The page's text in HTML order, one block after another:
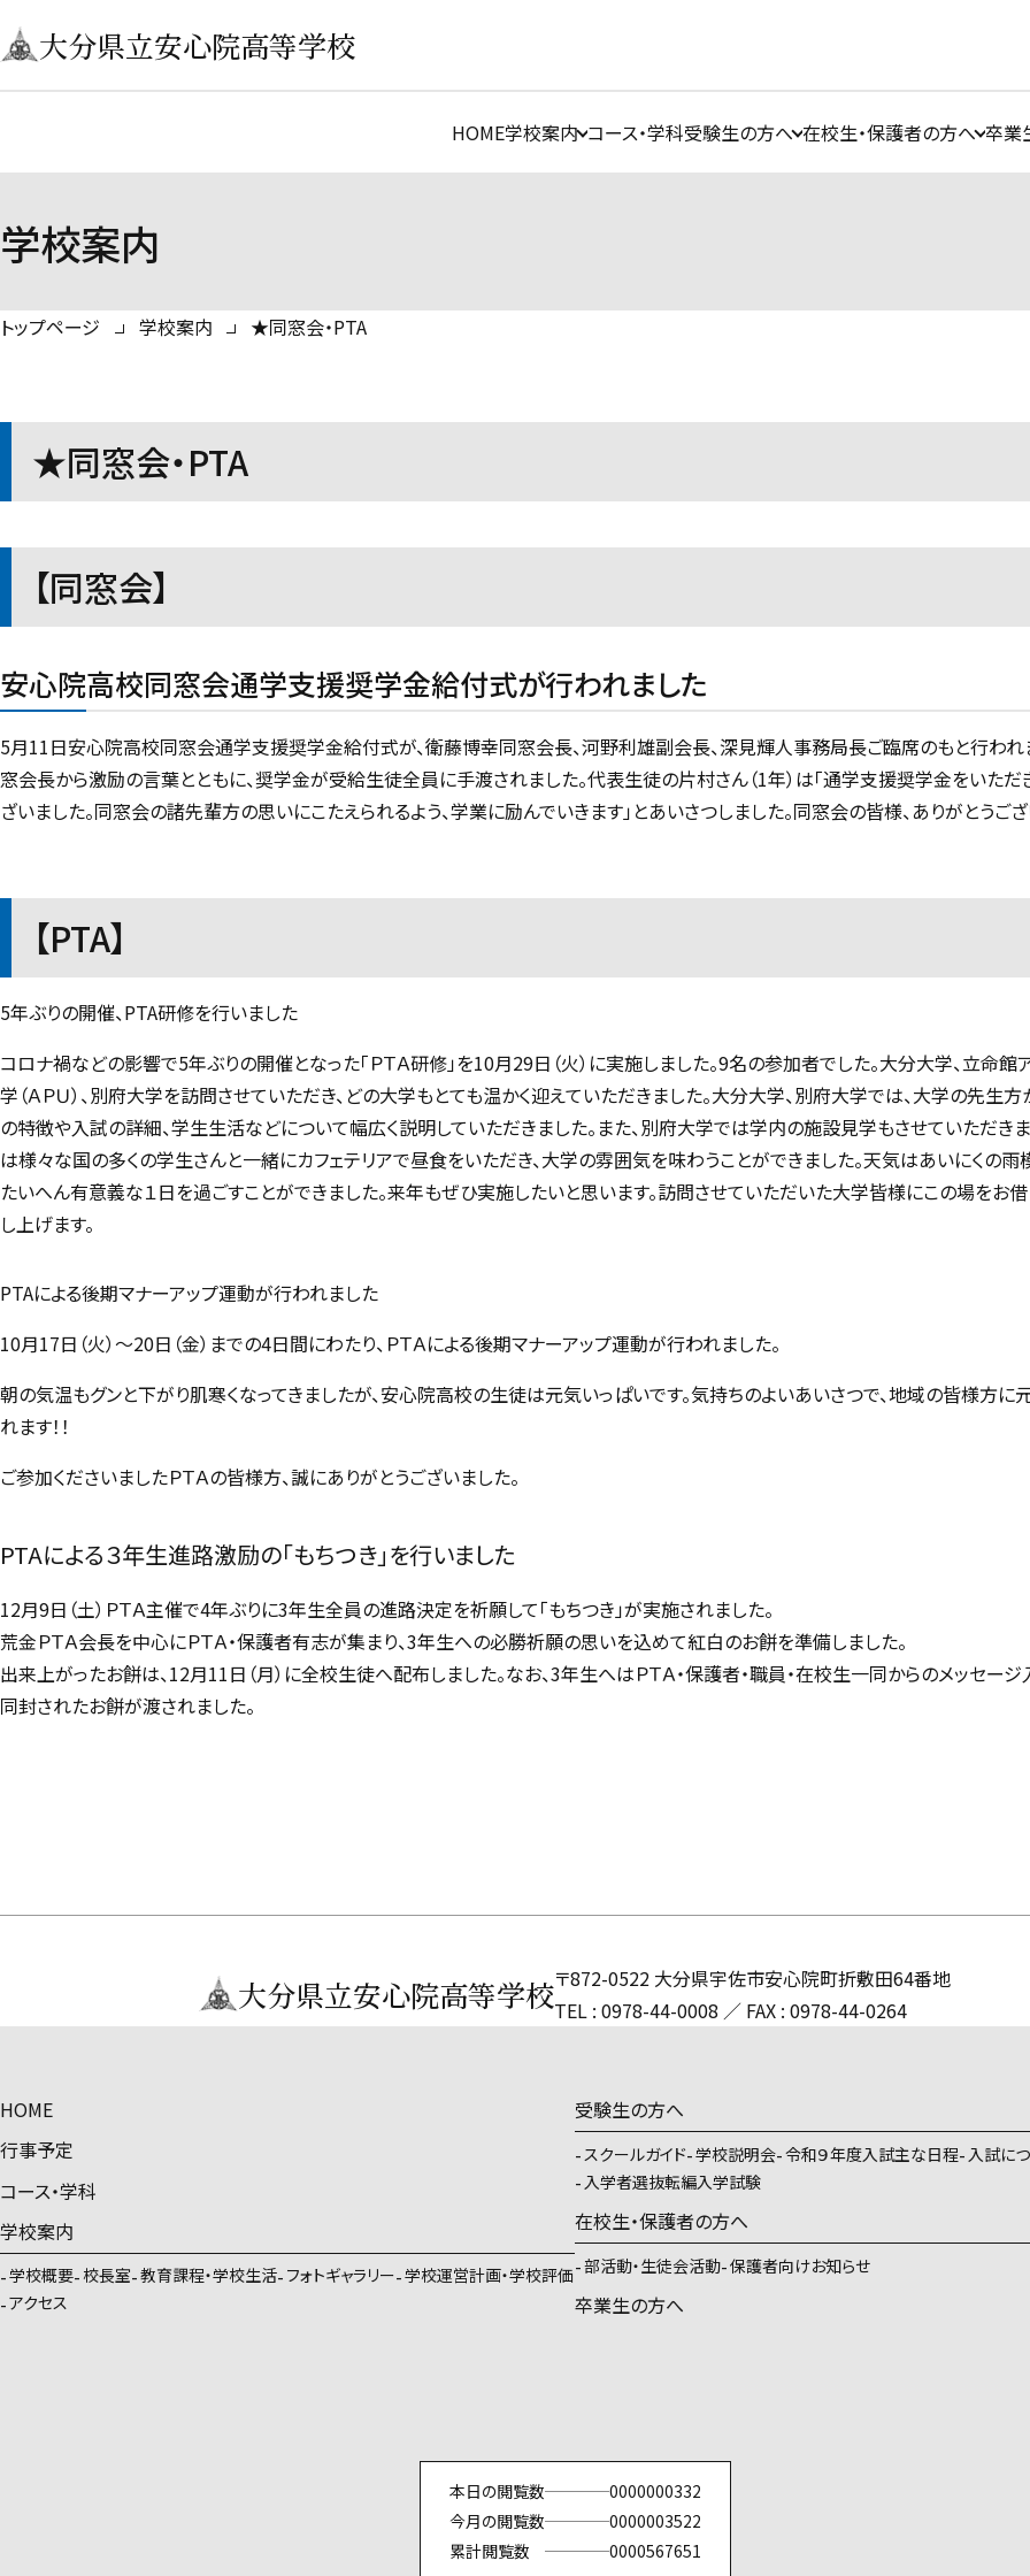
大分県立安心院高等学校
HOME学校案内 コース・学科受験生の方へ 在校生・保護者の方へ 卒業
学校案内
トップページ 学校案内 ★同窓会・PTA
★同窓会・PTA
【同窓会】
安心院高校同窓会通学支援奨学金給付式が行われました
5月11日安心院高校同窓会通学支援奨学金給付式が、衛藤博幸同窓会長、河野利雄副会長、深見輝人事務局長ご臨席のもと行われ
窓会長から激励の言葉とともに、奨学金が受給生徒全員に手渡されました。代表生徒の片村さん（1年）は「通学支援奨学金をいただ
ざいました。同窓会の諸先輩方の思いにこたえられるよう、学業に励んでいきます」とあいさつしました。同窓会の皆様、ありがとうござ
【PTA】
5年ぶりの開催、PTA研修を行いました
コロナ禍などの影響で5年ぶりの開催となった「ＰＴＡ研修」を10月29日（火）に実施しました。9名の参加者でした。大分大学、立命
学（ＡＰＵ）、別府大学を訪問させていただき、どの大学もとても温かく迎えていただきました。大分大学、別府大学では、大学の先生方
の特徴や入試の詳細、学生生活などについて幅広く説明していただきました。また、別府大学では学内の施設見学もさせていただきま
は様々な国の多くの学生さんと一緒にカフェテリアで昼食をいただき、大学の雰囲気を味わうことができました。天気はあいにくの雨
たいへん有意義な１日を過ごすことができました。来年もぜひ実施したいと思います。訪問させていただいた大学皆様にこの場をお
し上げます。
PTAによる後期マナーアップ運動が行われました
10月17日（火）～20日（金）までの4日間にわたり、ＰＴＡによる後期マナーアップ運動が行われました。
朝の気温もグンと下がり肌寒くなってきましたが、安心院高校の生徒は元気いっぱいです。気持ちのよいあいさつで、地域の皆様方に
れます！！
ご参加くださいましたＰＴＡの皆様方、誠にありがとうございました。
PTAによる３年生進路激励の「もちつき」を行いました
12月9日（土）ＰＴＡ主催で4年ぶりに3年生全員の進路決定を祈願して「もちつき」が実施されました。
荒金ＰＴＡ会長を中心にＰＴＡ・保護者有志が集まり、3年生への必勝祈願の思いを込めて紅白のお餅を準備しました。
出来上がったお餅は、12月11日（月）に全校生徒へ配布しました。なお、3年生へはＰＴＡ・保護者・職員・在校生一同からのメッセー
同封されたお餅が渡されました。
HOME
行事予定
コース・学科
学校案内
学校概要 校長室 教育課程・学校生活 フォトギャラリー 学校運営計画・学校評価
アクセス
受験生の方へ
スクールガイド 学校説明会 令和９年度入試主な日程 入試に
入学者選抜転編入学試験
在校生・保護者の方へ
部活動・生徒会活動 保護者向けお知らせ
卒業生の方へ
本日の閲覧数
0000000332
今月の閲覧数
0000003522
累計閲覧数
0000567651
大分県立安心院高等学校〒872-0522 大分県宇佐市安心院町折敷田64番地
TEL : 0978-44-0008
FAX : 0978-44-0264